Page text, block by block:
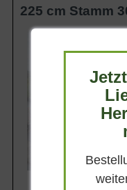
225 cm Stamm